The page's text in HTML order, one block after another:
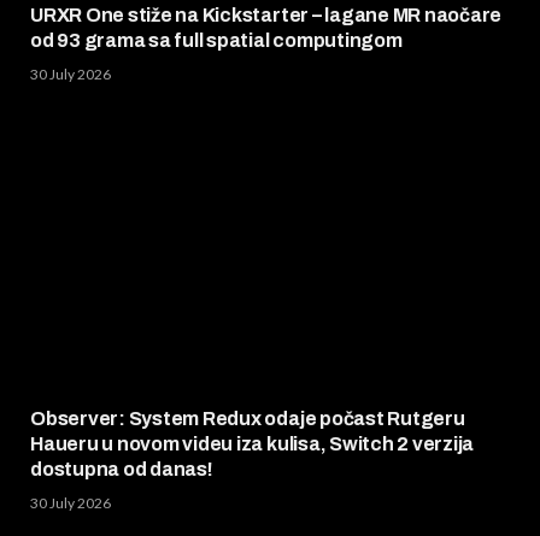
URXR One stiže na Kickstarter – lagane MR naočare
od 93 grama sa full spatial computingom
30 July 2026
Observer: System Redux odaje počast Rutgeru
Haueru u novom videu iza kulisa, Switch 2 verzija
dostupna od danas!
30 July 2026